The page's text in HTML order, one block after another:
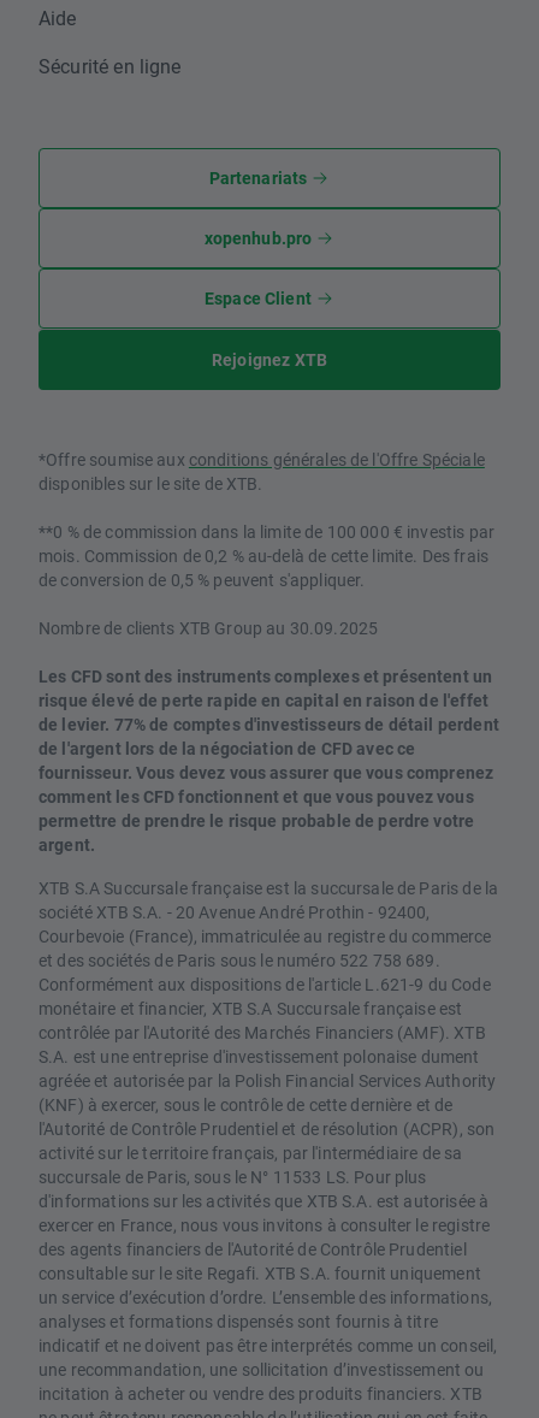
Aide
Sécurité en ligne
Partenariats
xopenhub.pro
Espace Client
Rejoignez XTB
*Offre soumise aux conditions générales de l'Offre Spéciale
disponibles sur le site de XTB.
**0 % de commission dans la limite de 100 000 € investis par
mois. Commission de 0,2 % au-delà de cette limite. Des frais
de conversion de 0,5 % peuvent s'appliquer.
Nombre de clients XTB Group au 30.09.2025
Les CFD sont des instruments complexes et présentent un
risque élevé de perte rapide en capital en raison de l'effet
de levier. 77% de comptes d'investisseurs de détail perdent
de l'argent lors de la négociation de CFD avec ce
fournisseur. Vous devez vous assurer que vous comprenez
comment les CFD fonctionnent et que vous pouvez vous
permettre de prendre le risque probable de perdre votre
argent.
XTB S.A Succursale française est la succursale de Paris de la
société XTB S.A. - 20 Avenue André Prothin - 92400,
Courbevoie (France), immatriculée au registre du commerce
et des sociétés de Paris sous le numéro 522 758 689.
Conformément aux dispositions de l'article L.621-9 du Code
monétaire et financier, XTB S.A Succursale française est
contrôlée par l'Autorité des Marchés Financiers (AMF). XTB
S.A. est une entreprise d'investissement polonaise dument
agréée et autorisée par la Polish Financial Services Authority
(KNF) à exercer, sous le contrôle de cette dernière et de
l'Autorité de Contrôle Prudentiel et de résolution (ACPR), son
activité sur le territoire français, par l'intermédiaire de sa
succursale de Paris, sous le N° 11533 LS. Pour plus
d'informations sur les activités que XTB S.A. est autorisée à
exercer en France, nous vous invitons à consulter le registre
des agents financiers de l'Autorité de Contrôle Prudentiel
consultable sur le site Regafi. XTB S.A. fournit uniquement
un service d’exécution d’ordre. L’ensemble des informations,
analyses et formations dispensés sont fournis à titre
indicatif et ne doivent pas être interprétés comme un conseil,
une recommandation, une sollicitation d’investissement ou
incitation à acheter ou vendre des produits financiers. XTB